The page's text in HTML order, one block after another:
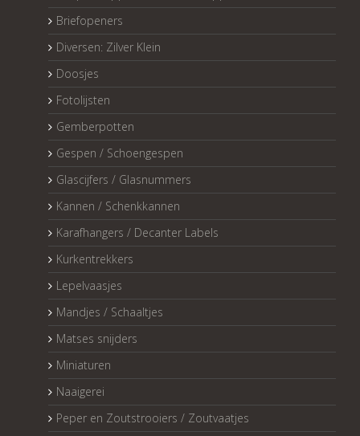
Briefopeners
Diversen: Zilver Klein
Doosjes
Fotolijsten
Gemberpotten
Gespen / Schoengespen
Glascijfers / Glasnummers
Kannen / Schenkkannen
Karafhangers / Decanter Labels
Kurkentrekkers
Lepelvaasjes
Mandjes / Schaaltjes
Matses snijders
Miniaturen
Naaigerei
Peper en Zoutstrooiers / Zoutvaatjes